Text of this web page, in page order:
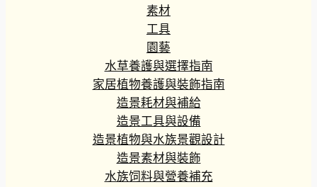
素材
工具
園藝
水草養護與選擇指南
家居植物養護與裝飾指南
造景耗材與補給
造景工具與設備
造景植物與水族景觀設計
造景素材與裝飾
水族饲料與營養補充